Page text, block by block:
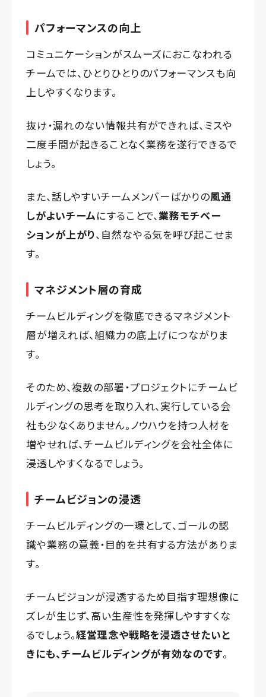
パフォーマンスの向上
コミュニケーションがスムーズにおこなわれる
チームでは、ひとりひとりのパフォーマンスも向
上しやすくなります。
抜け・漏れのない情報共有ができれば、ミスや
二度手間が起きることなく業務を遂行できるで
しょう。
また、話しやすいチームメンバーばかりの風通
しがよいチームにすることで、 業務モチベー
ションが上がり、自然なやる気を呼び起こせま
す。
マネジメント層の育成
チームビルディングを徹底できるマネジメント
層が増えれば、組織力の底上げにつながりま
す。
そのため、複数の部署・プロジェクトにチームビ
ルディングの思考を取り入れ、実行している会
社も少なくありません。ノウハウを持つ人材を
増やせれば、チームビルディングを会社全体に
浸透しやすくなるでしょう。
チームビジョンの浸透
チームビルディングの一環として、ゴールの認
識や業務の意義・目的を共有する方法がありま
す。
チームビジョンが浸透するため目指す理想像に
ズレが生じず、高い生産性を発揮しやすすくな
るでしょう。経営理念や戦略を浸透させたいと
きにも、チームビルディングが有効なのです。